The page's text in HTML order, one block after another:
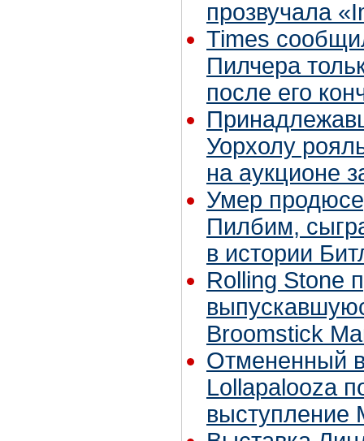
прозвучала
Times
Пилчера
после его
Уорхолу
на аукционе
Умер
Пилбим,
в истории
Rolling Stone
Broomstick
Отмененный
Lollapalooza
выступление